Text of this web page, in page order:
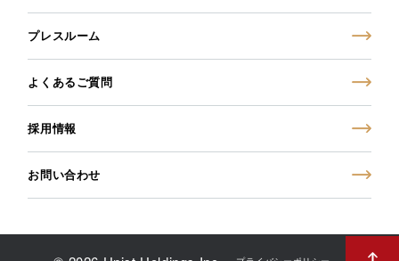
プレスルーム
よくあるご質問
採用情報
お問い合わせ